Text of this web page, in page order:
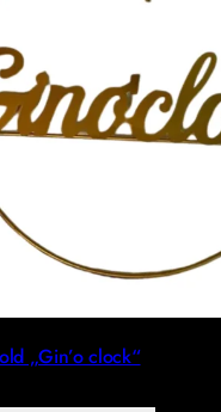
„Gin’o clock“